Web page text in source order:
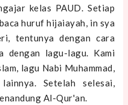
kelas PAUD. Setiap
huruf hijaiayah, in sya
tentunya dengan cara
dengan lagu-lagu. Kami
lagu Nabi Muhammad,
Setelah selesai,
Al-Qur'an.